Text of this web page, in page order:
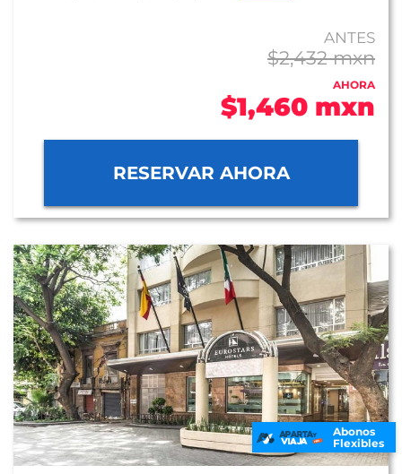
ANTES
$2,432 mxn
AHORA
$1,460 mxn
RESERVAR AHORA
Abonos
Flexibles